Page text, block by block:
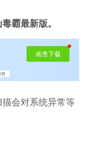
霸最新版。
会对系统异常等